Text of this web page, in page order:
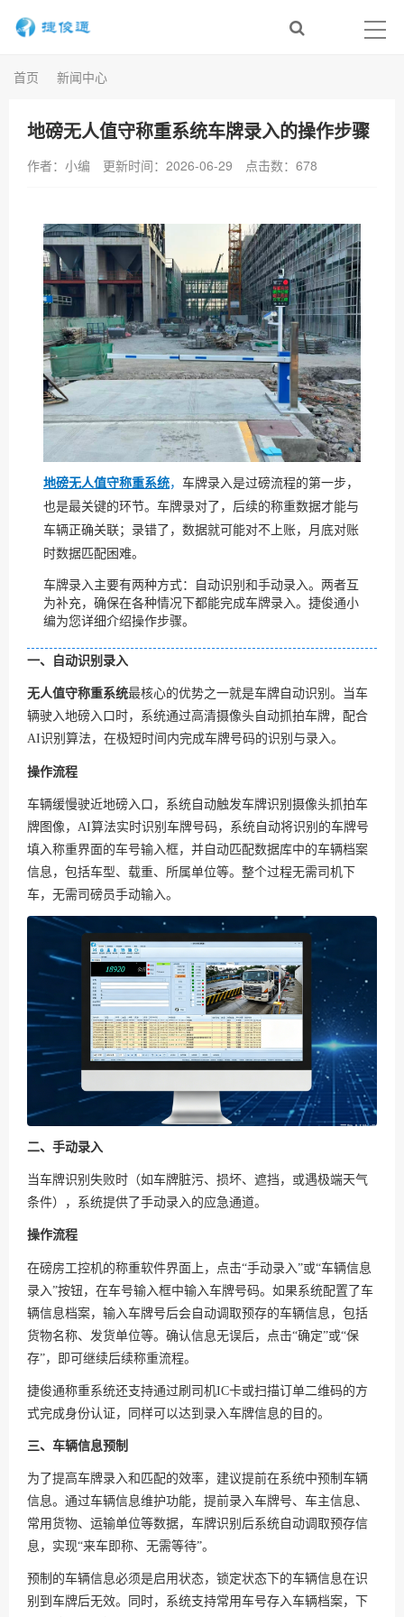
首页 新闻中心
地磅无人值守称重系统车牌录入的操作步骤
作者：小编 更新时间：2026-06-29 点击数： 678
地磅无人值守称重系统， 车牌录入是过磅流程的第一步，
也是最关键的环节。车牌录对了，后续的称重数据才能与
车辆正确关联；录错了，数据就可能对不上账，月底对账
时数据匹配困难。
车牌录入主要有两种方式：自动识别和手动录入。两者互
为补充，确保在各种情况下都能完成车牌录入。捷俊通小
编为您详细介绍操作步骤。
一、自动识别录入
无人值守称重系统最核心的优势之一就是车牌自动识别。当车
辆驶入地磅入口时，系统通过高清摄像头自动抓拍车牌，配合
AI识别算法，在极短时间内完成车牌号码的识别与录入。
操作流程
车辆缓慢驶近地磅入口，系统自动触发车牌识别摄像头抓拍车
牌图像，AI算法实时识别车牌号码，系统自动将识别的车牌号
填入称重界面的车号输入框，并自动匹配数据库中的车辆档案
信息，包括车型、载重、所属单位等。整个过程无需司机下
车，无需司磅员手动输入。
二、手动录入
当车牌识别失败时（如车牌脏污、损坏、遮挡，或遇极端天气
条件），系统提供了手动录入的应急通道。
操作流程
在磅房工控机的称重软件界面上，点击“手动录入”或“车辆信息
录入”按钮，在车号输入框中输入车牌号码。如果系统配置了车
辆信息档案，输入车牌号后会自动调取预存的车辆信息，包括
货物名称、发货单位等。确认信息无误后，点击“确定”或“保
存”，即可继续后续称重流程。
捷俊通称重系统还支持通过刷司机IC卡或扫描订单二维码的方
式完成身份认证，同样可以达到录入车牌信息的目的。
三、车辆信息预制
为了提高车牌录入和匹配的效率，建议提前在系统中预制车辆
信息。通过车辆信息维护功能，提前录入车牌号、车主信息、
常用货物、运输单位等数据，车牌识别后系统自动调取预存信
息，实现“来车即称、无需等待”。
预制的车辆信息必须是启用状态，锁定状态下的车辆信息在识
别到车牌后无效。同时，系统支持常用车号存入车辆档案，下